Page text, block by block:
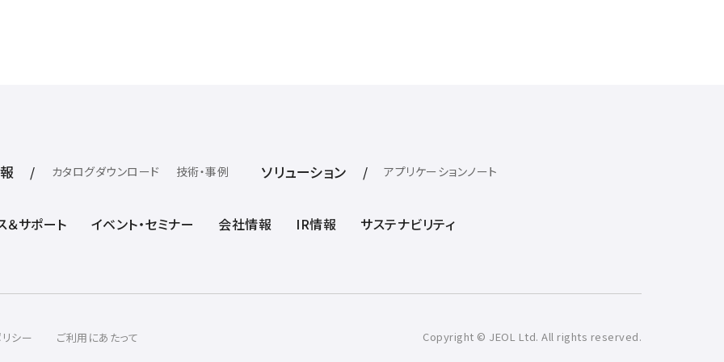
カタログダウンロード 技術・事例 ソリューション アプリケーションノート
＆サポート イベント・セミナー 会社情報 IR情報 サステナビリティ
シー ご利用にあたって Copyright © JEOL Ltd. All rights reserved.